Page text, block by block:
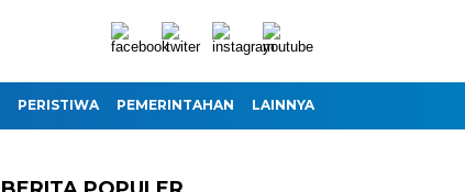
PERISTIWA PEMERINTAHAN LAINNYA